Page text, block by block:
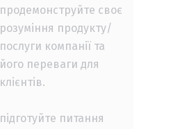
продемонструйте своє
розуміння продукту/
послуги компанії та
його переваги для
клієнтів.
підготуйте питання